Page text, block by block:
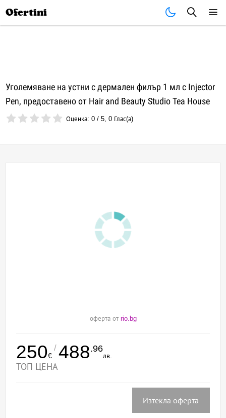
Ofertini
Уголемяване на устни с дермален филър 1 мл с Injector
Pen, предоставено от Hair and Beauty Studio Tea House
Оценка:0 /5,0 Глас(а)
оферта от rio.bg
250€
/ 488.96
лв.
ТОП ЦЕНА
Изтекла оферта